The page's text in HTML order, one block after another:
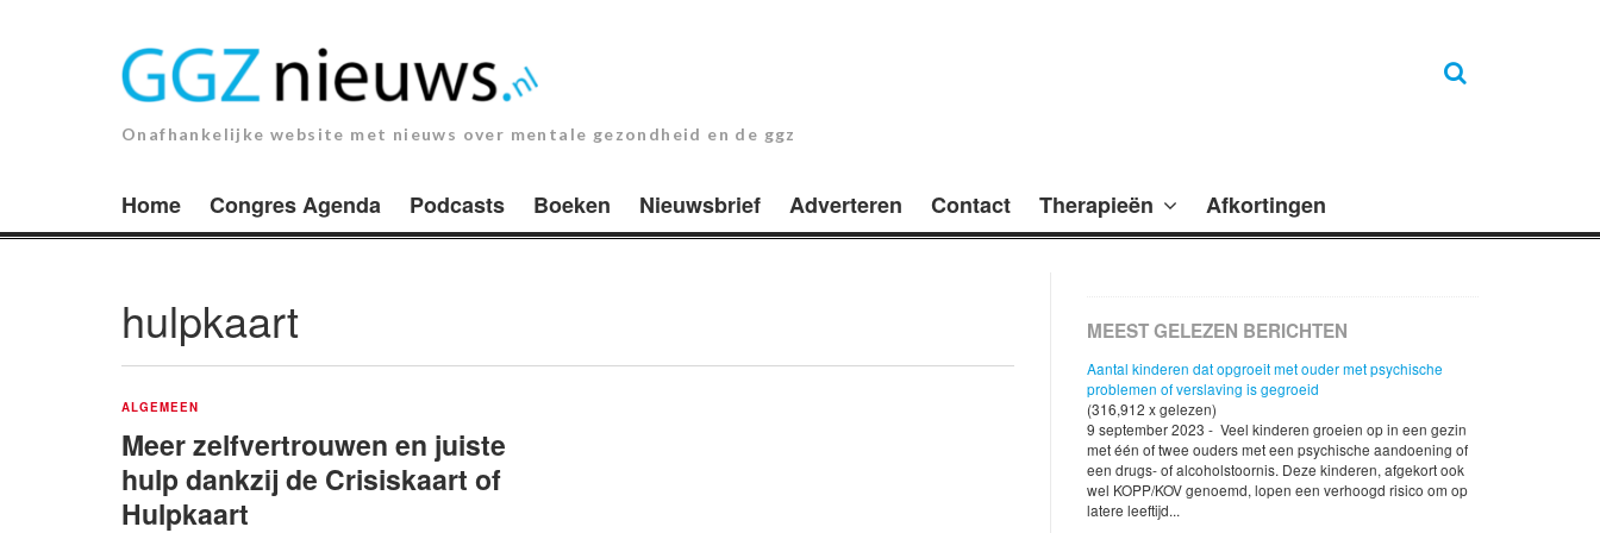
Onafhankelijke website met nieuws over mentale gezondheid en de ggz
Home Congres Agenda Podcasts Boeken Nieuwsbrief Adverteren Contact Therapieën Afkortingen
hulpkaart
ALGEMEEN
Meer zelfvertrouwen en juiste
hulp dankzij de Crisiskaart of
Hulpkaart
MEEST GELEZEN BERICHTEN
Aantal kinderen dat opgroeit met ouder met psychische
problemen of verslaving is gegroeid
(316,912 x gelezen)
9 september 2023 - Veel kinderen groeien op in een gezin
met één of twee ouders met een psychische aandoening of
een drugs- of alcoholstoornis. Deze kinderen, afgekort ook
wel KOPP/KOV genoemd, lopen een verhoogd risico om op
latere leeftijd...